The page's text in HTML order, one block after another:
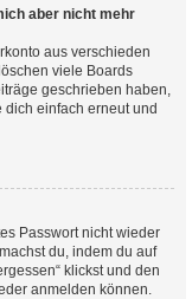
aber nicht mehr
aus verschieden
viele Boards
geschrieben haben,
einfach erneut und
Passwort nicht wieder
du, indem du auf
klickst und den
anmelden können.